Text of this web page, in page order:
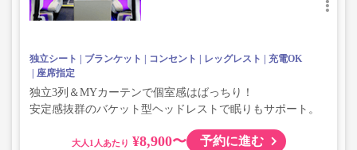
独立シート ブランケット コンセント レッグレスト
充電OK
座席指定
独立3列＆MYカーテンで個室感はばっちり！
安定感抜群のバケット型ヘッドレストで眠りもサポート。
大人 ¥8,900〜 予約に進む